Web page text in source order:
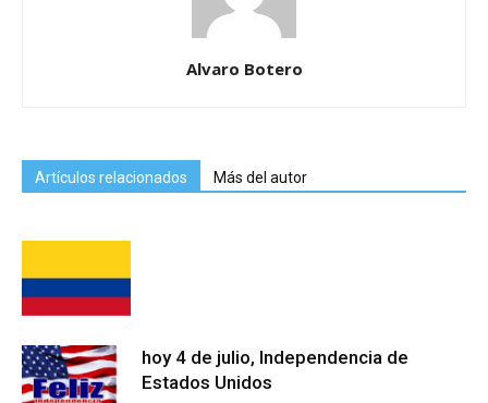
Alvaro Botero
Artículos relacionados Más del autor
hoy 4 de julio, Independencia de
Estados Unidos